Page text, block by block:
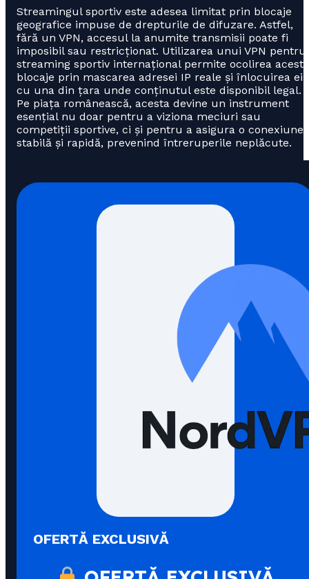
Streamingul sportiv este adesea limitat prin blocaje
geografice impuse de drepturile de difuzare. Astfel,
fără un VPN, accesul la anumite transmisii poate fi
imposibil sau restricționat. Utilizarea unui VPN pentru
streaming sportiv internațional permite ocolirea
blocaje prin mascarea adresei IP reale și înlocuirea ei
cu una din țara unde conținutul este disponibil legal.
Pe piața românească, acesta devine un instrument
esențial nu doar pentru a viziona meciuri sau
competiții sportive, ci și pentru a asigura o conexiune
stabilă și rapidă, prevenind întreruperile neplăcute.
OFERTĂ EXCLUSIVĂ